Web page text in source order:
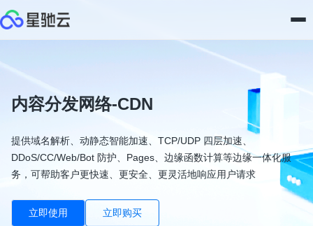
内容分发网络-CDN
提供域名解析、动静态智能加速、TCP/UDP 四层加速、
DDoS/CC/Web/Bot 防护、Pages、边缘函数计算等边缘一体化服
务，可帮助客户更快速、更安全、更灵活地响应用户请求
立即使用 立即购买